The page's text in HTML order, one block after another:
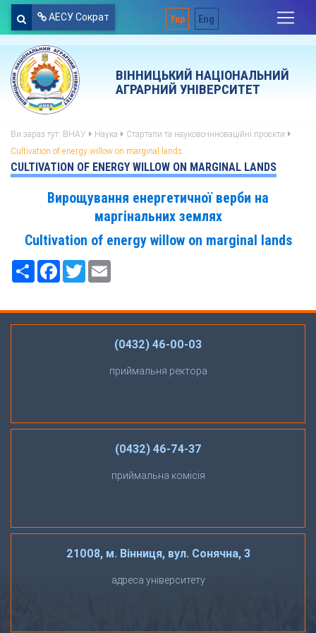
АЕСУ Сократ Укр Eng
ВІННИЦЬКИЙ НАЦІОНАЛЬНИЙ
АГРАРНИЙ УНІВЕРСИТЕТ
Ви зараз тут: ВНАУ Наука
Стартапи та науково-інноваційні проєкти
Cultivation of energy willow on marginal lands
CULTIVATION OF ENERGY WILLOW ON MARGINAL LANDS
Вирощування енергетичної верби на
маргінальних землях
Cultivation of energy willow on marginal lands
РесурсFacebook
Twitter
(0432) 46-00-03
приймальня ректора
(0432) 46-74-37
приймальна комісія
21008, м. Вінниця, вул. Сонячна, 3
адреса університету